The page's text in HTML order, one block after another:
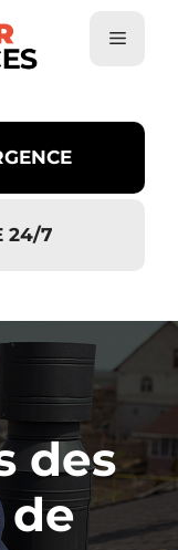
24/7
des